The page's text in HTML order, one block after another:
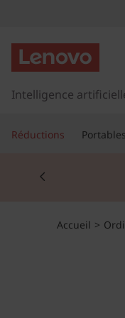
h
n
k
a
e
Intelligence
Réductions Portables
Currently
Accueil >